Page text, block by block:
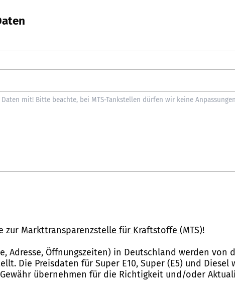
zur Markttransparenzstelle für Kraftstoffe (MTS)!
Adresse, Öffnungszeiten) in Deutschland werden
Die Preisdaten für Super E10, Super (E5) und
übernehmen für die Richtigkeit und/oder